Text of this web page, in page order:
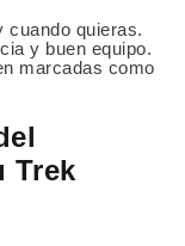
cuando quieras.
y buen equipo.
marcadas como
Trek